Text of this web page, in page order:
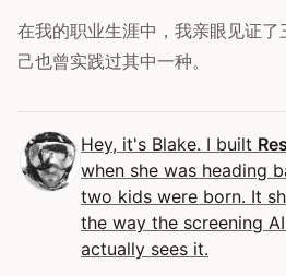
在我的职业生涯中，我亲眼见证
己也曾实践过其中一种。
Hey, it's Blake. I built
when she was heading
two kids were born. It
the way the screening
actually sees it.